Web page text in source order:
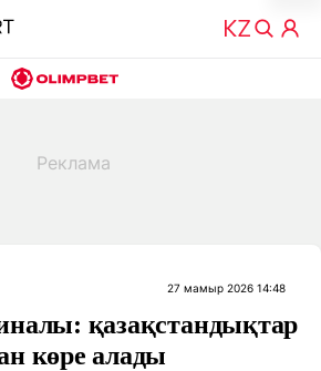
27 мамыр 2026 14:48
қазақстандықтар
көре алады